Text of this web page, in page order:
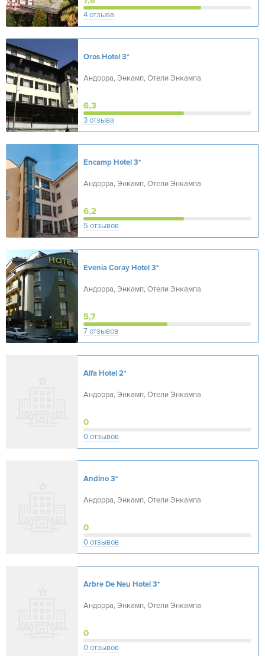
4 отзыва
Oros Hotel3*
Андорра, Энкамп, Отели Энкампа
6,3
3 отзыва
Encamp Hotel3*
Андорра, Энкамп, Отели Энкампа
6,2
5 отзывов
Evenia Coray Hotel3*
Андорра, Энкамп, Отели Энкампа
5,7
7 отзывов
Alfa Hotel2*
Андорра, Энкамп, Отели Энкампа
0
0 отзывов
Andino3*
Андорра, Энкамп, Отели Энкампа
0
0 отзывов
Arbre De Neu Hotel3*
Андорра, Энкамп, Отели Энкампа
0
0 отзывов